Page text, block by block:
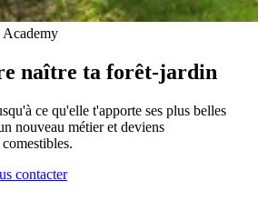
Academy
naître ta forêt-jardin
ce qu'elle t'apporte ses plus belles
nouveau métier et deviens
contacter